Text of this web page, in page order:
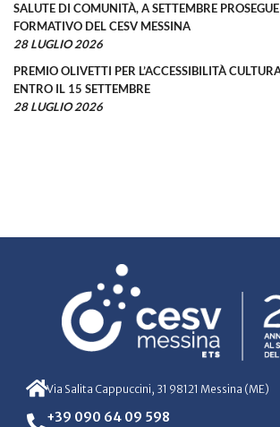
SALUTE DI COMUNITÀ, A SETTEMBRE
FORMATIVO DEL CESV MESSINA
28 LUGLIO 2026
PREMIO OLIVETTI PER L’ACCESSIBILITÀ
ENTRO IL 15 SETTEMBRE
28 LUGLIO 2026
Via Salita Cappuccini, 31 98121 Messina (ME)
+39 090 64 09 598